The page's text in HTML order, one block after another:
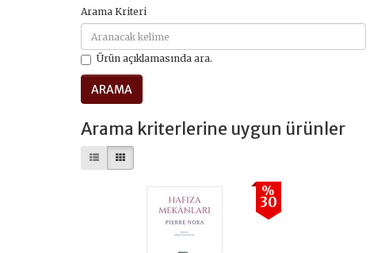
Arama Kriteri
Ürün açıklamasında ara.
Arama kriterlerine uygun ürünler
%
30